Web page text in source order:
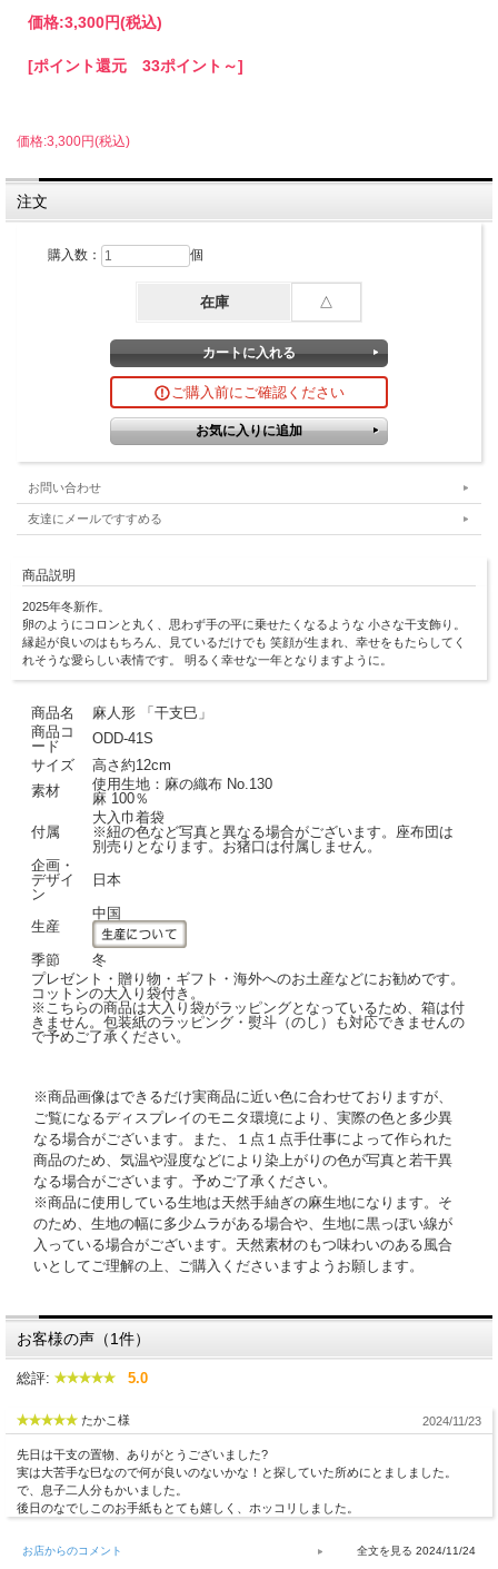
価格:3,300円(税込)
[ポイント還元 33ポイント～]
価格:3,300円(税込)
注文
購入数： 個
在庫 △
ご購入前にご確認ください
お問い合わせ
友達にメールですすめる
商品説明
2025年冬新作。
卵のようにコロンと丸く、思わず手の平に乗せたくなるような 小さな干支飾り。
縁起が良いのはもちろん、見ているだけでも 笑顔が生まれ、幸せをもたらしてく
れそうな愛らしい表情です。 明るく幸せな一年となりますように。
商品名
麻人形 「干支巳」
商品コ
ード
ODD-41S
サイズ
高さ約12cm
素材
使用生地：麻の織布 No.130
麻 100％
付属
大入巾着袋
※紐の色など写真と異なる場合がございます。座布団は
別売りとなります。お猪口は付属しません。
企画・
デザイ
ン
日本
生産
中国
季節
冬
プレゼント・贈り物・ギフト・海外へのお土産などにお勧めです。
コットンの大入り袋付き。
※こちらの商品は大入り袋がラッピングとなっているため、箱は付
きません。包装紙のラッピング・熨斗（のし）も対応できませんの
で予めご了承ください。
※商品画像はできるだけ実商品に近い色に合わせておりますが、
ご覧になるディスプレイのモニタ環境により、実際の色と多少異
なる場合がございます。また、１点１点手仕事によって作られた
商品のため、気温や湿度などにより染上がりの色が写真と若干異
なる場合がございます。予めご了承ください。
※商品に使用している生地は天然手紬ぎの麻生地になります。そ
のため、生地の幅に多少ムラがある場合や、生地に黒っぽい線が
入っている場合がございます。天然素材のもつ味わいのある風合
いとしてご理解の上、ご購入くださいますようお願します。
お客様の声（1件）
総評: 5.0
たかこ様 2024/11/23
先日は干支の置物、ありがとうございました?
実は大苦手な巳なので何が良いのないかな！と探していた所めにとましました。
で、息子二人分もかいました。
後日のなでしこのお手紙もとても嬉しく、ホッコリしました。
お店からのコメント 2024/11/24